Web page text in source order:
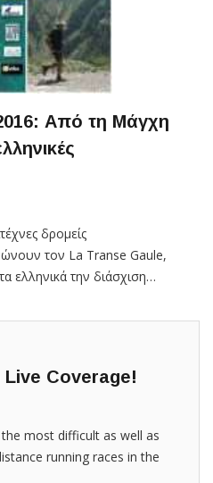
Από τη Μάγχη
δρομείς
τον La Transe Gaule,
ελληνικά την διάσχιση…
Coverage!
most difficult as well as
running races in the